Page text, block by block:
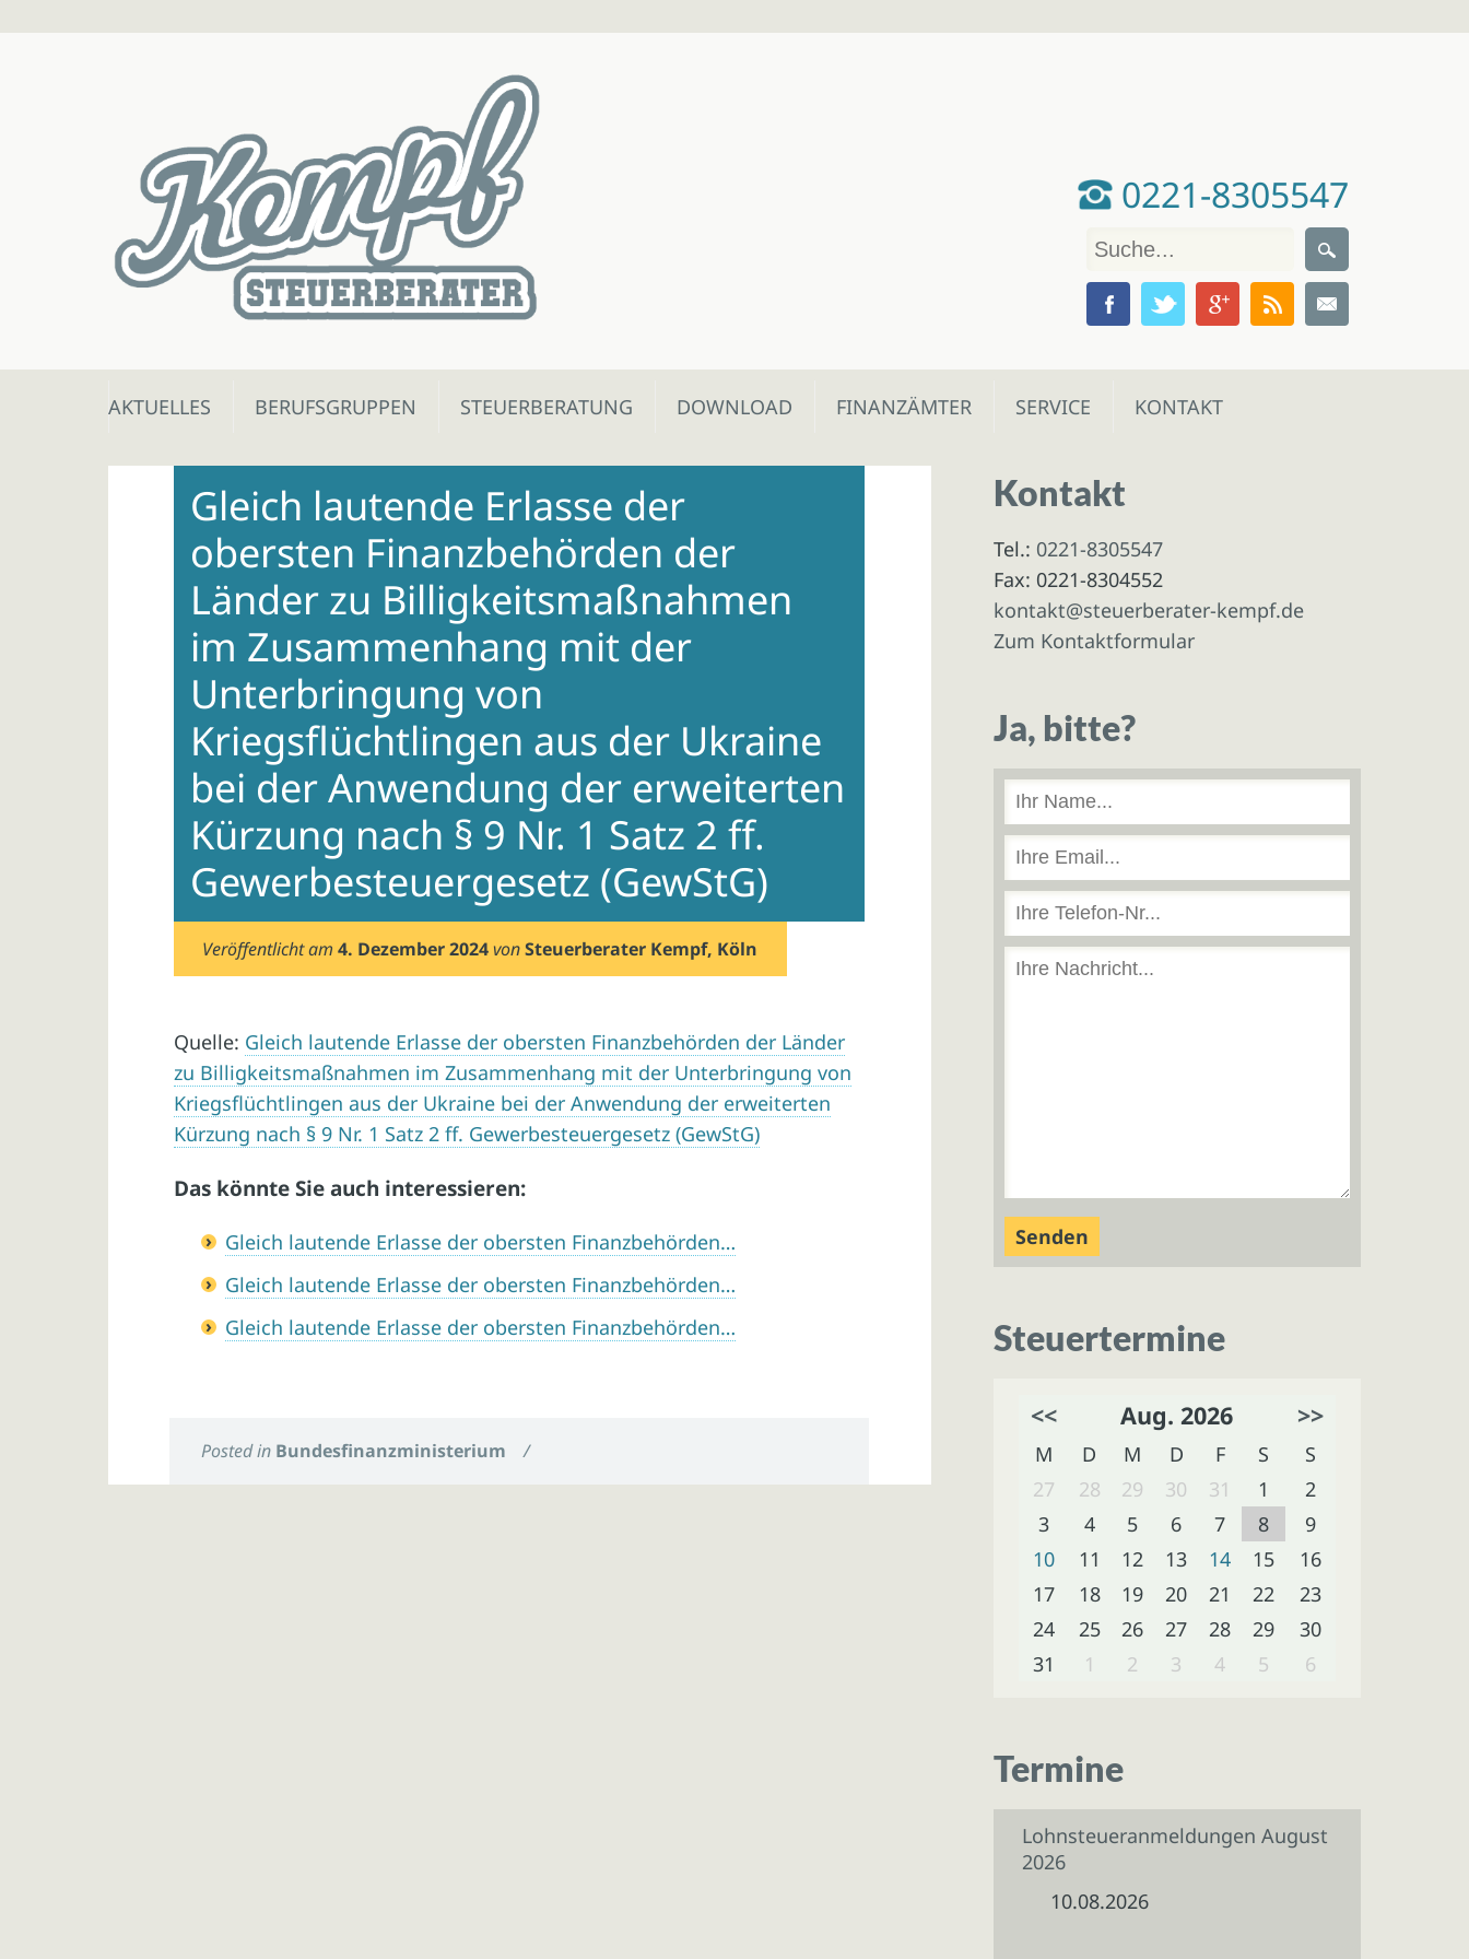
0221-8305547
Skip
AKTUELLES BERUFSGRUPPEN STEUERBERATUNG DOWNLOAD FINANZÄMTER SERVICE KONTAKT
Gleich lautende Erlasse der
obersten Finanzbehörden der
Länder zu Billigkeitsmaßnahmen
im Zusammenhang mit der
Unterbringung von
Kriegsflüchtlingen aus der Ukraine
bei der Anwendung der erweiterten
Kürzung nach § 9 Nr. 1 Satz 2 ff.
Gewerbesteuergesetz (GewStG)
Veröffentlicht am4. Dezember 2024 vonSteuerberater Kempf, Köln
Quelle: Gleich lautende Erlasse der obersten Finanzbehörden der Länder
zu Billigkeitsmaßnahmen im Zusammenhang mit der Unterbringung von
Kriegsflüchtlingen aus der Ukraine bei der Anwendung der erweiterten
Kürzung nach § 9 Nr. 1 Satz 2 ff. Gewerbesteuergesetz (GewStG)
Das könnte Sie auch interessieren:
Gleich lautende Erlasse der obersten Finanzbehörden…
Gleich lautende Erlasse der obersten Finanzbehörden…
Gleich lautende Erlasse der obersten Finanzbehörden…
Posted in Bundesfinanzministerium /
Kontakt
Tel.: 0221-8305547
Fax: 0221-8304552
kontakt@steuerberater-kempf.de
Zum Kontaktformular
Ja, bitte?
Steuertermine
<< Aug. 2026 >>
M D M D F S
S
27
28 29 30 31 1
2
3
4 5 6 7 8
9
10
11 12 13 14 15
16
17
18 19 20 21 22
23
24
25 26 27 28 29
30
31
1 2 3 4 5 6
Termine
Lohnsteueranmeldungen August
2026
10.08.2026